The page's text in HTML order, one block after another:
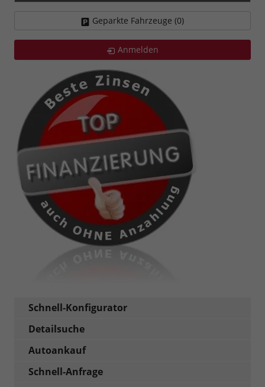
Geparkte Fahrzeuge (0)
Anmelden
Schnell-Konfigurator
Detailsuche
Autoankauf
Schnell-Anfrage